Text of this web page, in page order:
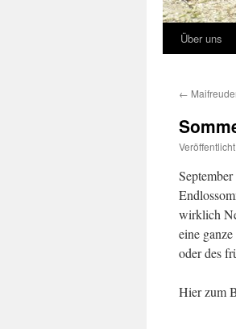
Über uns
←
wirklich
eine
oder des
Hier zum